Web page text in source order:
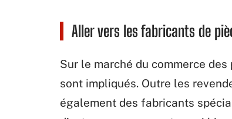
Aller vers les fabricants de
Sur le marché du commerce
sont impliqués. Outre les
également des fabricants